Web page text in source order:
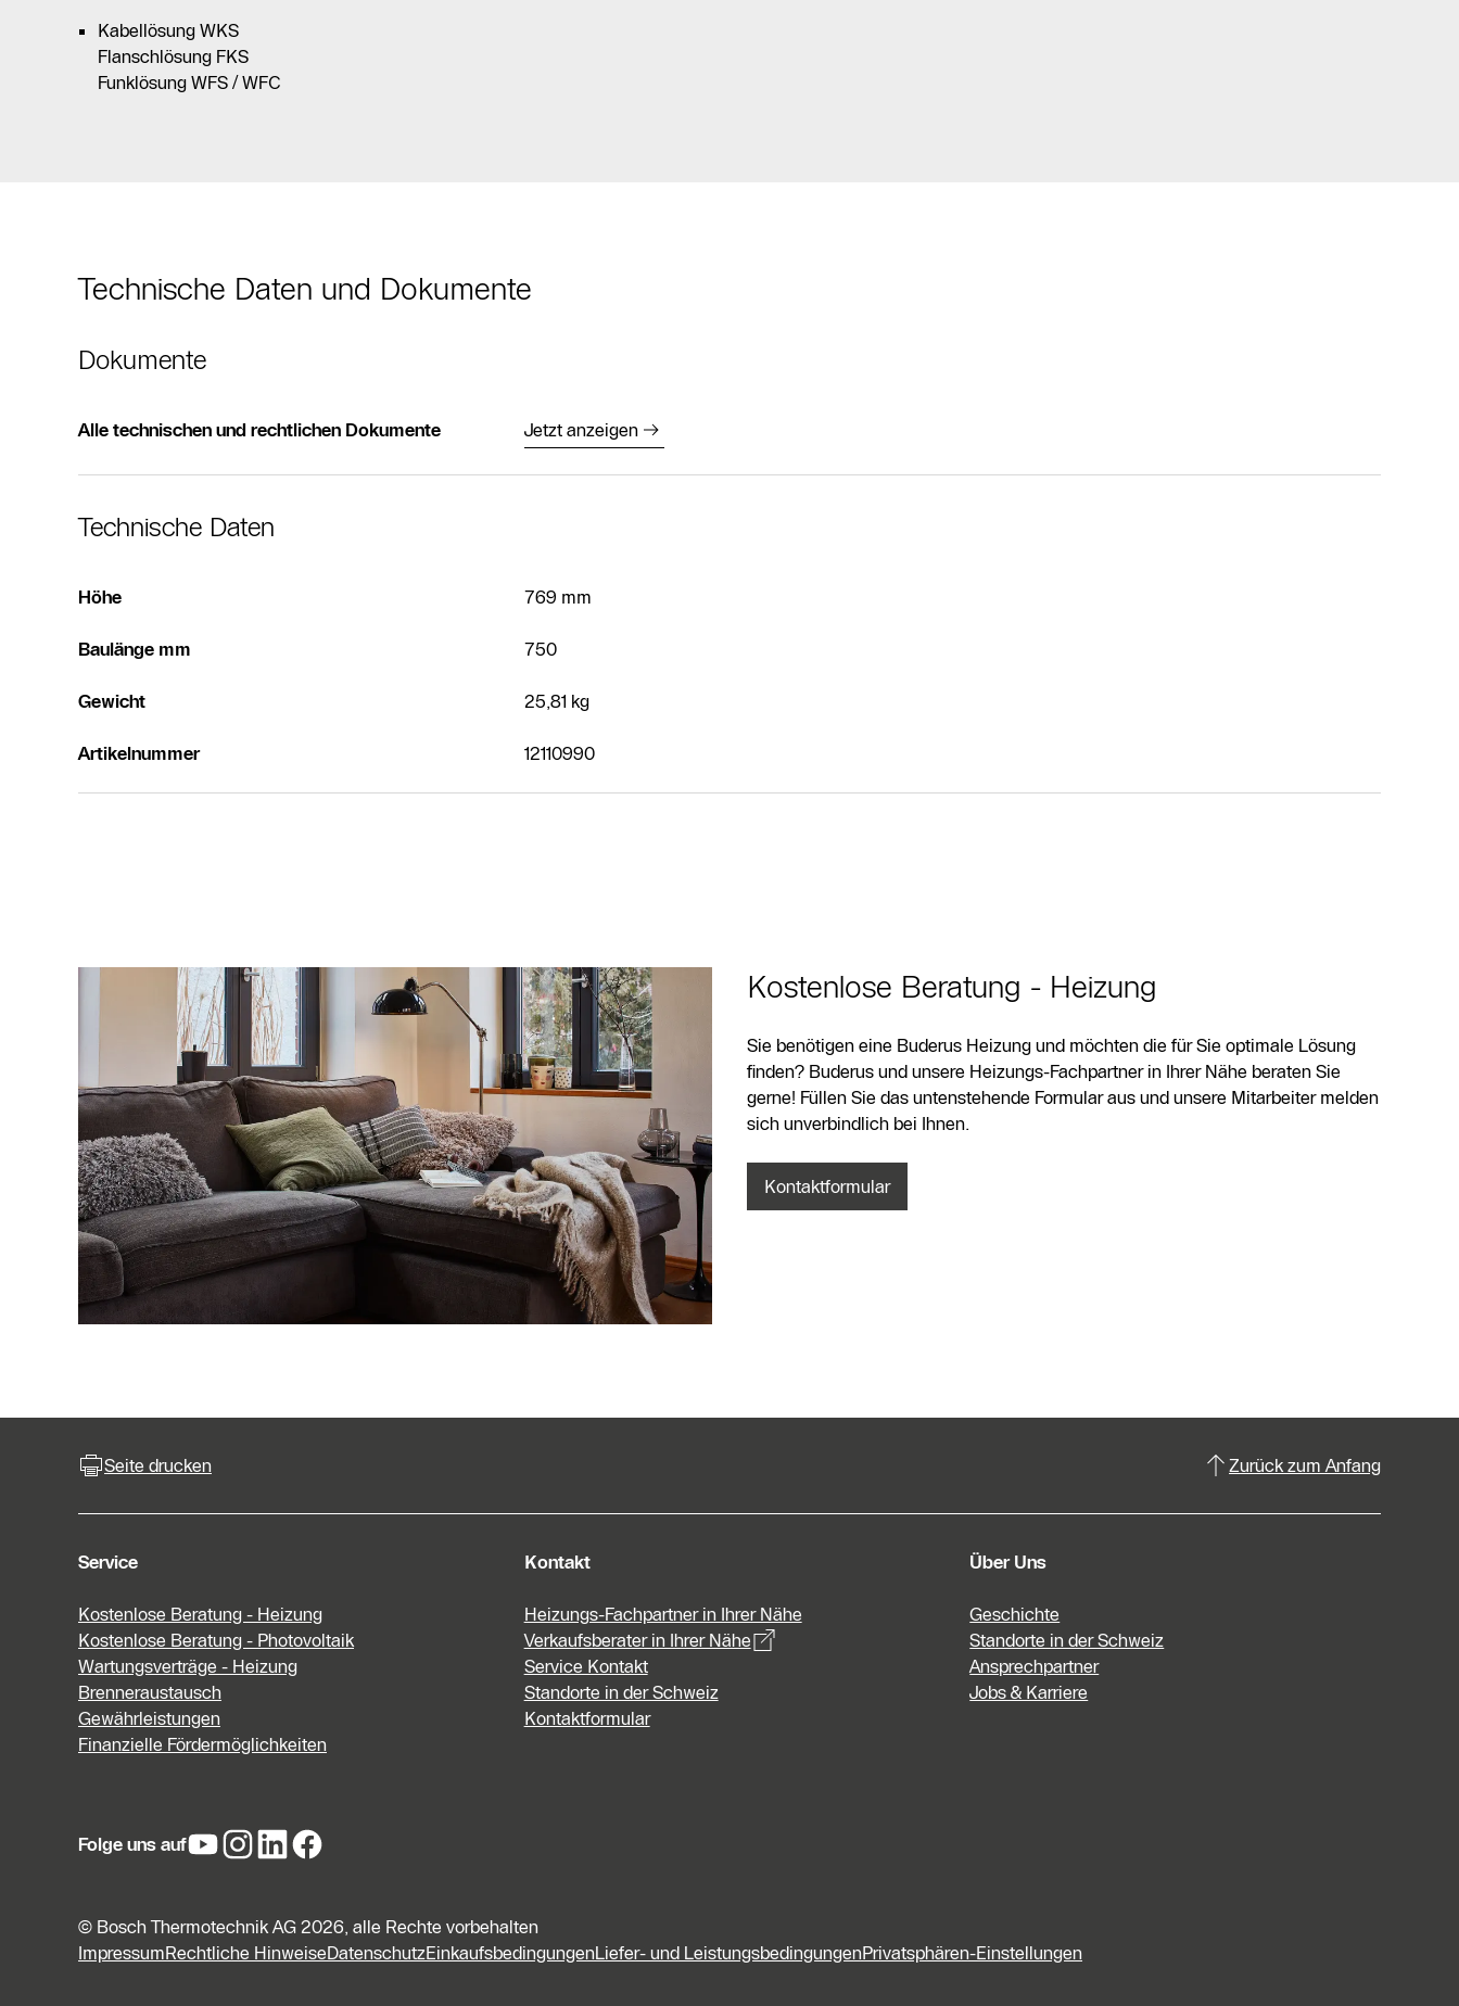
Kabellösung WKS
Flanschlösung FKS
Funklösung WFS / WFC
Technische Daten und Dokumente
Dokumente
Alle technischen und rechtlichen Dokumente Jetzt anzeigen
Technische Daten
Höhe 769 mm
Baulänge mm 750
Gewicht 25,81 kg
Artikelnummer 12110990
Kostenlose Beratung - Heizung
Sie benötigen eine Buderus Heizung und möchten die für Sie optimale Lösung
finden? Buderus und unsere Heizungs-Fachpartner in Ihrer Nähe beraten Sie
gerne! Füllen Sie das untenstehende Formular aus und unsere Mitarbeiter melden
sich unverbindlich bei Ihnen.
Kontaktformular
Seite drucken Zurück zum Anfang
Service
Kostenlose Beratung - Heizung
Kostenlose Beratung - Photovoltaik
Wartungsverträge - Heizung
Brenneraustausch
Gewährleistungen
Finanzielle Fördermöglichkeiten
Kontakt
Heizungs-Fachpartner in Ihrer Nähe
Verkaufsberater in Ihrer Nähe
Service Kontakt
Standorte in der Schweiz
Kontaktformular
Über Uns
Geschichte
Standorte in der Schweiz
Ansprechpartner
Jobs & Karriere
Folge uns auf
© Bosch Thermotechnik AG 2026, alle Rechte vorbehalten
ImpressumRechtliche HinweiseDatenschutzEinkaufsbedingungenLiefer- und LeistungsbedingungenPrivatsphären-Einstellungen